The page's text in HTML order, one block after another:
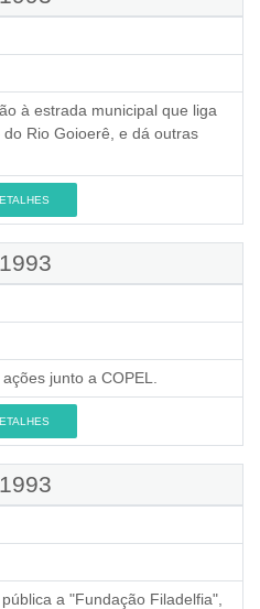
à estrada municipal que liga
Rio Goioerê, e dá outras
junto a COPEL.
a "Fundação Filadelfia",